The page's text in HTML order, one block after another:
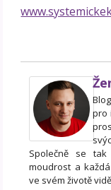
pro
Společně se
moudrost a
ve svém životě